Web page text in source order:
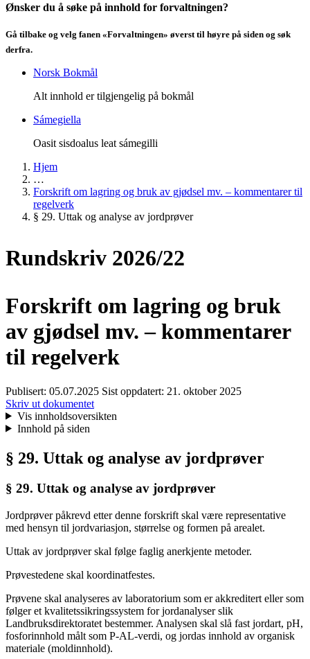
Ønsker du å søke på innhold for forvaltningen?
Gå tilbake og velg fanen «Forvaltningen» øverst til høyre på siden og søk
derfra.
Norsk Bokmål
Alt innhold er tilgjengelig på bokmål
Sámegiella
Oasit sisdoalus leat sámegilli
Hjem
…
Forskrift om lagring og bruk av gjødsel mv. – kommentarer til
regelverk
§ 29. Uttak og analyse av jordprøver
Rundskriv 2026/22
Forskrift om lagring og bruk
av gjødsel mv. – kommentarer
til regelverk
Publisert: 05.07.2025 Sist oppdatert: 21. oktober 2025
Skriv ut dokumentet
Vis innholdsoversikten
Innhold på siden
§ 29. Uttak og analyse av jordprøver
§ 29. Uttak og analyse av jordprøver
Jordprøver påkrevd etter denne forskrift skal være representative
med hensyn til jordvariasjon, størrelse og formen på arealet.
Uttak av jordprøver skal følge faglig anerkjente metoder.
Prøvestedene skal koordinatfestes.
Prøvene skal analyseres av laboratorium som er akkreditert eller som
følger et kvalitetssikringssystem for jordanalyser slik
Landbruksdirektoratet bestemmer. Analysen skal slå fast jordart, pH,
fosforinnhold målt som P-AL-verdi, og jordas innhold av organisk
materiale (moldinnhold).